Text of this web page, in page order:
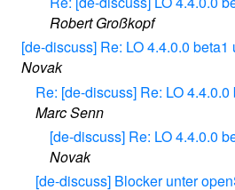
Robert Großkopf
[de-discuss] Re: LO 4.4.0.0
Novak
Re: [de-discuss] Re: LO
Marc Senn
[de-discuss] Re: LO 4.4.0.0
Novak
[de-discuss] Blocker unter